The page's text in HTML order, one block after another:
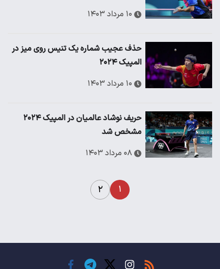
۱۰ مرداد ۱۴۰۳
حذف عجیب شماره یک تنیس روی میز در
المپیک ۲۰۲۴
۱۰ مرداد ۱۴۰۳
حریف نوشاد عالمیان در المپیک ۲۰۲۴
مشخص شد
۰۸ مرداد ۱۴۰۳
۱ ۲